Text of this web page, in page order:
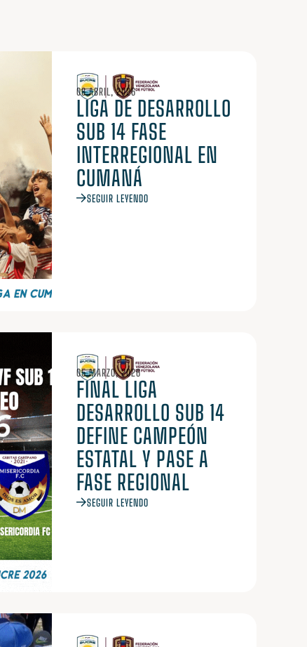
08 ABRIL, 2026
LIGA DE DESARROLLO
SUB 14 FASE
INTERREGIONAL EN
CUMANÁ
SEGUIR LEYENDO
05 MARZO, 2026
FINAL LIGA
DESARROLLO SUB 14
DEFINE CAMPEÓN
ESTATAL Y PASE A
FASE REGIONAL
SEGUIR LEYENDO